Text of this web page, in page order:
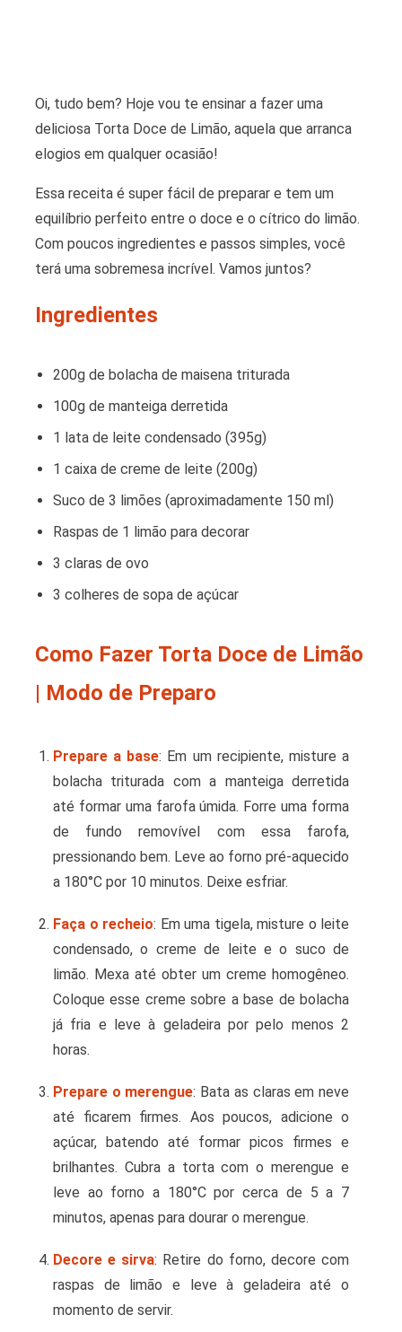
Oi, tudo bem? Hoje vou te ensinar a fazer uma
deliciosa Torta Doce de Limão, aquela que arranca
elogios em qualquer ocasião!
Essa receita é super fácil de preparar e tem um
equilíbrio perfeito entre o doce e o cítrico do limão.
Com poucos ingredientes e passos simples, você
terá uma sobremesa incrível. Vamos juntos?
Ingredientes
200g de bolacha de maisena triturada
100g de manteiga derretida
1 lata de leite condensado (395g)
1 caixa de creme de leite (200g)
Suco de 3 limões (aproximadamente 150 ml)
Raspas de 1 limão para decorar
3 claras de ovo
3 colheres de sopa de açúcar
Como Fazer Torta Doce de Limão
| Modo de Preparo
Prepare a base: Em um recipiente, misture a
bolacha triturada com a manteiga derretida
até formar uma farofa úmida. Forre uma forma
de fundo removível com essa farofa,
pressionando bem. Leve ao forno pré-aquecido
a 180°C por 10 minutos. Deixe esfriar.
Faça o recheio: Em uma tigela, misture o leite
condensado, o creme de leite e o suco de
limão. Mexa até obter um creme homogêneo.
Coloque esse creme sobre a base de bolacha
já fria e leve à geladeira por pelo menos 2
horas.
Prepare o merengue: Bata as claras em neve
até ficarem firmes. Aos poucos, adicione o
açúcar, batendo até formar picos firmes e
brilhantes. Cubra a torta com o merengue e
leve ao forno a 180°C por cerca de 5 a 7
minutos, apenas para dourar o merengue.
Decore e sirva: Retire do forno, decore com
raspas de limão e leve à geladeira até o
momento de servir.